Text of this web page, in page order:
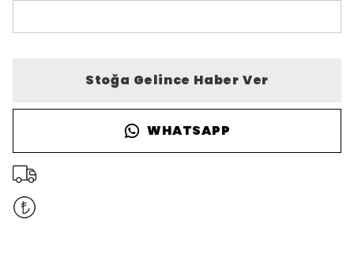
Stoğa Gelince Haber Ver
WHATSAPP